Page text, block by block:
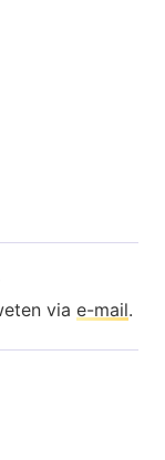
via e-mail.